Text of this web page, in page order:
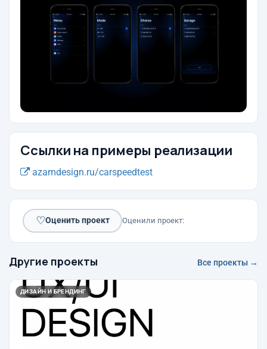
Ссылки на примеры реализации
azamdesign.ru/carspeedtest
♡Оценить проект Оценили проект:
Другие проекты Все проекты →
ДИЗАЙН И БРЕНДИНГ